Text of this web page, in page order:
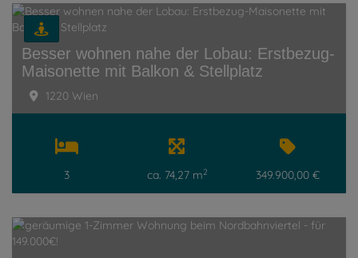
Besser wohnen nahe der Lobau: Erstbezug-
Maisonette mit Balkon & Stellplatz
1220 Wien
3 ca. 74,27 m2 349.900,00 €